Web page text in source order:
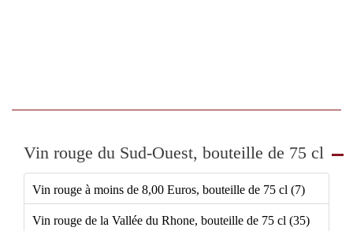
Vin rouge du Sud-Ouest, bouteille de 75 cl
Vin rouge à moins de 8,00 Euros, bouteille de 75 cl (7)
Vin rouge de la Vallée du Rhone, bouteille de 75 cl (35)